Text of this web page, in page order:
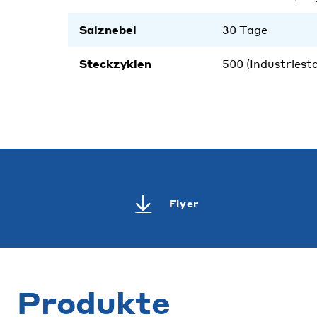
Salznebel 30 Tage
Steckzyklen 500
Flyer
Produkte